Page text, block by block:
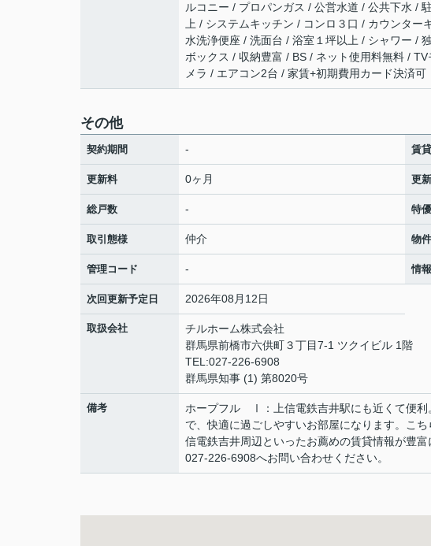
ルコニー / プロパンガス / 公営水道 / 公共下水 /
上 / システムキッチン / コンロ３口 / カウンタ
水洗浄便座 / 洗面台 / 浴室１坪以上 / シャワー /
ボックス / 収納豊富 / BS / ネット使用料無料 /
メラ / エアコン2台 / 家賃+初期費用カード決済可
その他
契約期間 - 賃
更新料 0ヶ月 更
総戸数 - 特
取引態様 仲介 物
管理コード - 情
次回更新予定日 2026年08月12日
取扱会社
チルホーム株式会社
群馬県前橋市六供町３丁目7-1 ツクイビル 1階
TEL:027-226-6908
群馬県知事 (1) 第8020号
備考
ホープフル Ⅰ：上信電鉄吉井駅にも近くて便利
で、快適に過ごしやすいお部屋になります。こ
信電鉄吉井周辺といったお薦めの賃貸情報が豊
027-226-6908へお問い合わせください。